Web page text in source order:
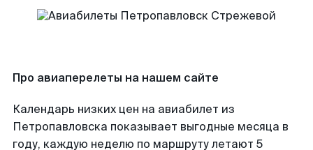
Про авиаперелеты на нашем сайте
Календарь низких цен на авиабилет из
Петропавловска показывает выгодные месяца в
году, каждую неделю по маршруту летают 5